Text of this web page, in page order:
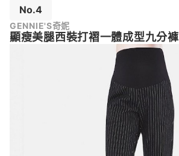
No.4
GENNIE'S奇妮
顯瘦美腿西裝打褶一體成型九分褲